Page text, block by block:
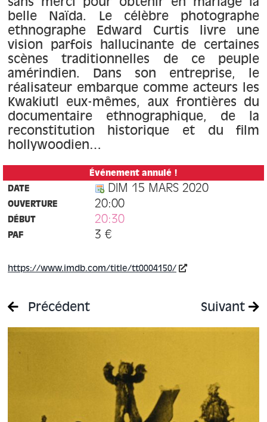
sans merci pour obtenir en mariage la
belle Naïda. Le célèbre photographe
ethnographe Edward Curtis livre une
vision parfois hallucinante de certaines
scènes traditionnelles de ce peuple
amérindien. Dans son entreprise, le
réalisateur embarque comme acteurs les
Kwakiutl eux-mêmes, aux frontières du
documentaire ethnographique, de la
reconstitution historique et du film
hollywoodien…
Événement annulé !
DATE
DIM 15 MARS 2020
OUVERTURE 20:00
DÉBUT 20:30
PAF 3 €
https://www.imdb.com/title/tt0004150/
Précédent Suivant